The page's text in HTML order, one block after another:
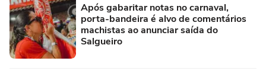
Após gabaritar notas no carnaval,
porta-bandeira é alvo de comentários
machistas ao anunciar saída do
Salgueiro